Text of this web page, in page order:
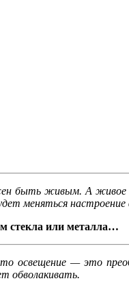
быть живым. А живое
меняться
стекла или металла…
освещение — это
обволакивать.